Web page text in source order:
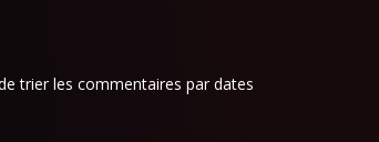
trier les commentaires par dates